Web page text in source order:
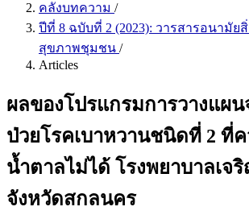
คลังบทความ /
ปีที่ 8 ฉบับที่ 2 (2023): วารสารอนามัย
สุขภาพชุมชน /
Articles
ผลของโปรแกรมการวางแผ
ป่วยโรคเบาหวานชนิดที่ 2 ที่
น้ำตาลไม่ได้ โรงพยาบาลเจ
จังหวัดสกลนคร